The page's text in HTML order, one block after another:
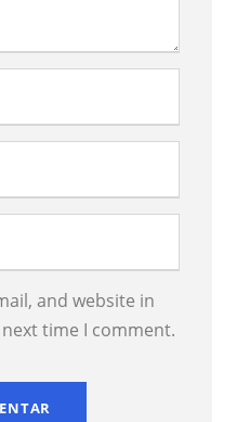
and website in
time I comment.